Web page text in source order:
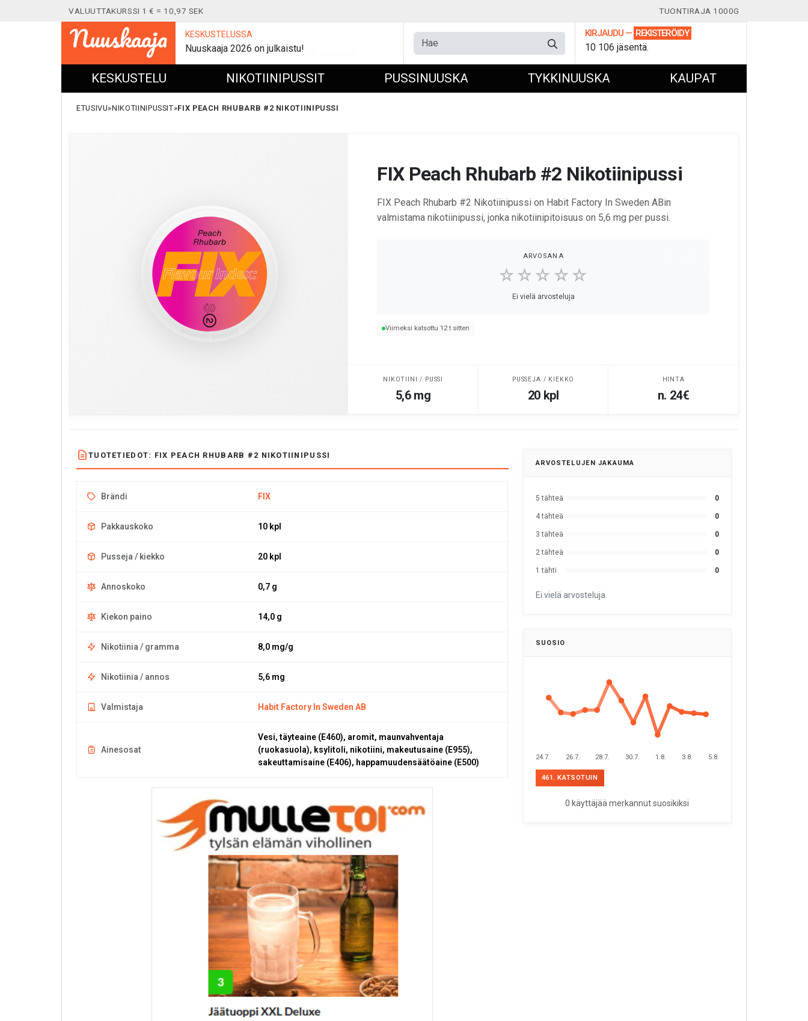
VALUUTTAKURSSI 1 € = 10,97 SEK TUONTIRAJA 1000G
Nuuskaaja KESKUSTELUSSA
Nuuskaaja 2026 on julkaistu!
KIRJAUDU — REKISTERÖIDY
10 106 jäsentä.
KESKUSTELU NIKOTIINIPUSSIT PUSSINUUSKA TYKKINUUSKA KAUPAT
ETUSIVU NIKOTIINIPUSSIT FIX PEACH RHUBARB #2 NIKOTIINIPUSSI
FIX Peach Rhubarb #2 Nikotiinipussi
FIX Peach Rhubarb #2 Nikotiinipussi on Habit Factory In Sweden ABin
valmistama nikotiinipussi, jonka nikotiinipitoisuus on 5,6 mg per pussi.
ARVOSANA
☆☆☆☆☆
Ei vielä arvosteluja
Viimeksi katsottu 12 t sitten
NIKOTIINI / PUSSI
5,6 mg
PUSSEJA / KIEKKO
20 kpl
HINTA
n. 24€
TUOTETIEDOT: FIX PEACH RHUBARB #2 NIKOTIINIPUSSI
Brändi FIX
Pakkauskoko 10 kpl
Pusseja / kiekko 20 kpl
Annoskoko 0,7 g
Kiekon paino 14,0 g
Nikotiinia / gramma 8,0 mg/g
Nikotiinia / annos 5,6 mg
Valmistaja Habit Factory In Sweden AB
Ainesosat
Vesi, täyteaine (E460), aromit, maunvahventaja
(ruokasuola), ksylitoli, nikotiini, makeutusaine (E955),
sakeuttamisaine (E406), happamuudensäätöaine (E500)
ARVOSTELUJEN JAKAUMA
5 tähteä 0
4 tähteä 0
3 tähteä 0
2 tähteä 0
1 tähti 0
Ei vielä arvosteluja.
SUOSIO
24.7. 26.7. 28.7. 30.7. 1.8. 3.8. 5.8.
461. KATSOTUIN
0 käyttäjää merkannut suosikiksi